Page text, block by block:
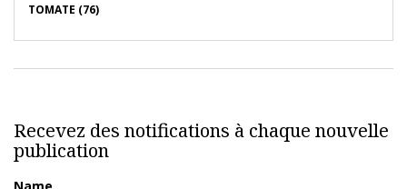
TOMATE (76)
Recevez des notifications à chaque nouvelle
publication